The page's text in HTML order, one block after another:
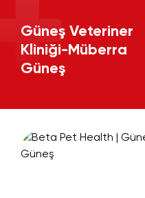
Güneş Veteriner
Kliniği-Müberra
Güneş